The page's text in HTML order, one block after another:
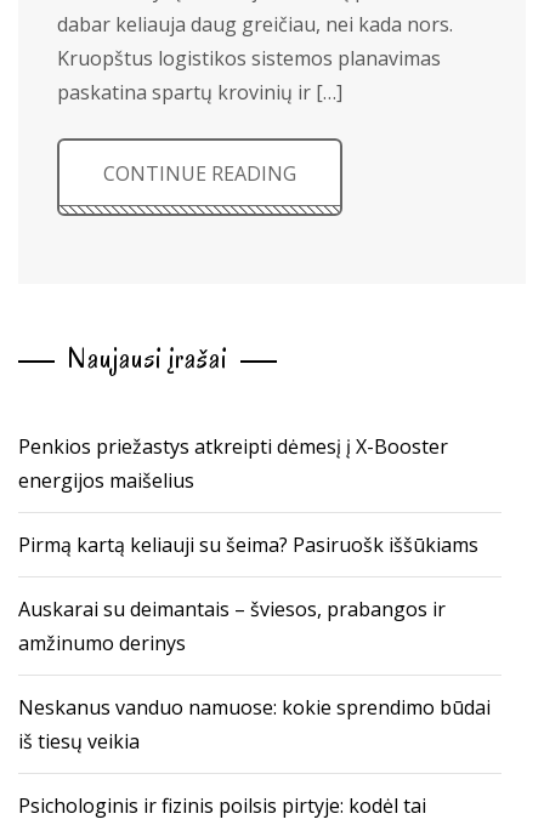
dabar keliauja daug greičiau, nei kada nors.
Kruopštus logistikos sistemos planavimas
paskatina spartų krovinių ir […]
CONTINUE READING
Naujausi įrašai
Penkios priežastys atkreipti dėmesį į X-Booster
energijos maišelius
Pirmą kartą keliauji su šeima? Pasiruošk iššūkiams
Auskarai su deimantais – šviesos, prabangos ir
amžinumo derinys
Neskanus vanduo namuose: kokie sprendimo būdai
iš tiesų veikia
Psichologinis ir fizinis poilsis pirtyje: kodėl tai